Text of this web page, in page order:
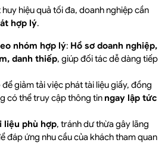
hiệu quả tối đa, doanh nghiệp cần
hợp lý.
nhóm hợp lý: Hồ sơ doanh nghiệp,
danh thiếp, giúp đối tác dễ dàng tiếp
để giảm tải việc phát tài liệu giấy, đồng
có thể truy cập thông tin ngay lập tức
liệu phù hợp, tránh dư thừa gây lãng
đáp ứng nhu cầu của khách tham quan